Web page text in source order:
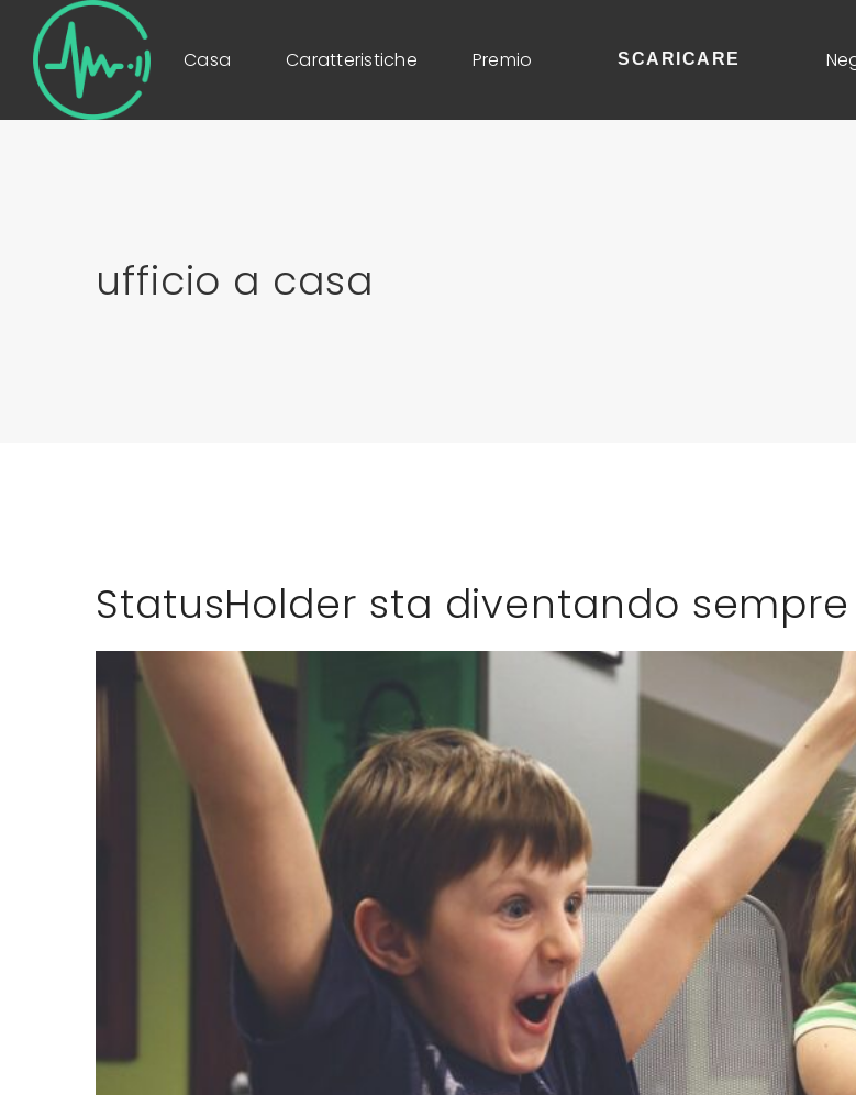
Casa Caratteristiche Premio SCARICARE
ufficio a casa
StatusHolder sta diventando